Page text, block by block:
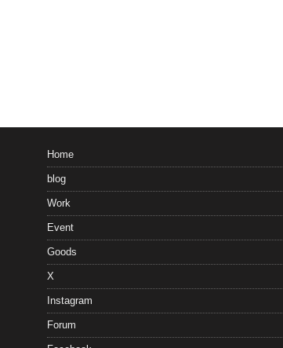
Home
blog
Work
Event
Goods
X
Instagram
Forum